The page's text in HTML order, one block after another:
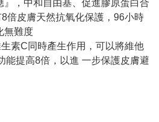
』，中和自由基、促進膠原蛋白合
倍皮膚天然抗氧化保護， 96小時
無難度
素C同時產生作用，可以將維他
能提高8倍，以進 一步保護皮膚避